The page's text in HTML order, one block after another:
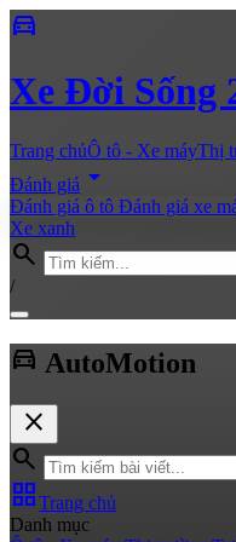
directions_car
Xe Đời Sống
Trang chủÔ tô - Xe máyThị
Đánh giá arrow_drop_down
Đánh giá ô tô Đánh giá xe
Xe xanh
search
/
directions_car AutoMotion
close
search
grid_viewTrang chủ
Danh mục